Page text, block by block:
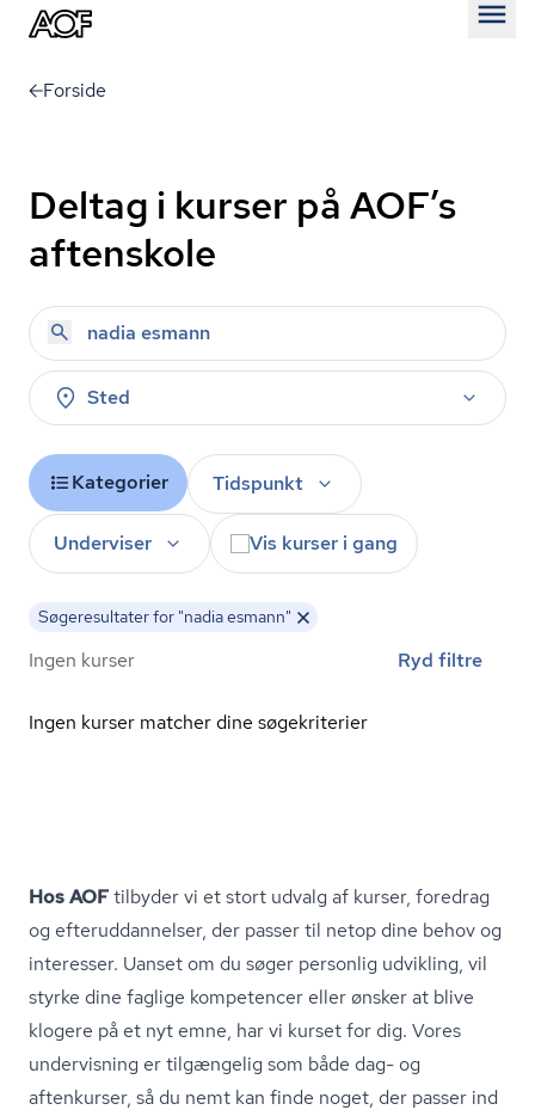
Forside
Deltag i kurser på AOF’s
aftenskole
Sted
Kategorier Tidspunkt
Underviser Vis kurser i gang
Søgeresultater for "nadia esmann"
Ingen kurser Ryd filtre
Ingen kurser matcher dine søgekriterier
Hos AOFtilbyder vi et stort udvalg af kurser, foredrag
og ef­ter­ud­dan­nel­ser, der passer til netop dine behov og
interesser. Uanset om du søger personlig udvikling, vil
styrke dine faglige kompetencer eller ønsker at blive
klogere på et nyt emne, har vi kurset for dig. Vores
undervisning er tilgængelig som både dag- og
aftenkurser, så du nemt kan finde noget, der passer ind